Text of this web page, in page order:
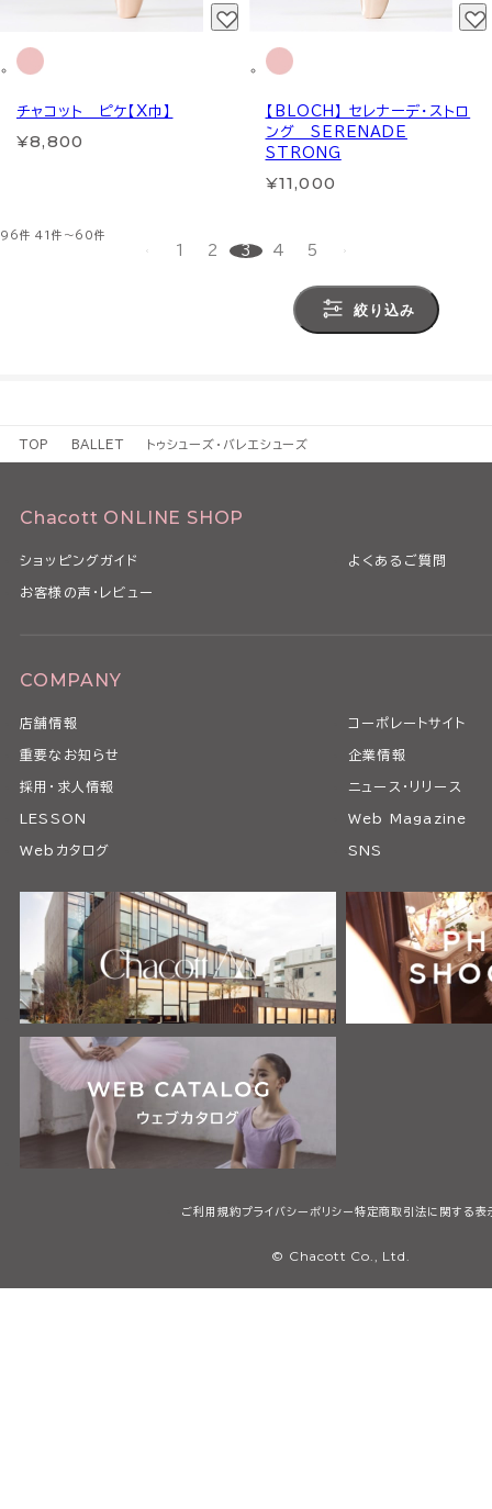
チャコット ピケ【X巾】
¥8,800
【BLOCH】 セレナーデ・ストロ
ング SERENADE
STRONG
¥11,000
96件41件～60件
1 2 3 4 5
絞り込み
TOP BALLET トゥシューズ・バレエシューズ
Chacott ONLINE SHOP
ショッピングガイド よくあるご質問
お客様の声・レビュー
COMPANY
店舗情報 コーポレートサイト
重要なお知らせ 企業情報
採用・求人情報 ニュース・リリース
LESSON Web Magazine
Webカタログ SNS
ご利用規約プライバシーポリシー特定商取引法に関する表
© Chacott Co., Ltd.